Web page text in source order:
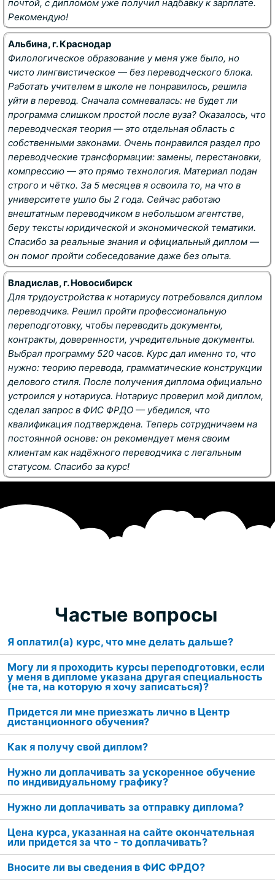
почтой, с дипломом уже получил надбавку к зарплате.
Рекомендую!
Альбина, г. Краснодар
Филологическое образование у меня уже было, но
чисто лингвистическое — без переводческого блока.
Работать учителем в школе не понравилось, решила
уйти в перевод. Сначала сомневалась: не будет ли
программа слишком простой после вуза? Оказалось, что
переводческая теория — это отдельная область с
собственными законами. Очень понравился раздел про
переводческие трансформации: замены, перестановки,
компрессию — это прямо технология. Материал подан
строго и чётко. За 5 месяцев я освоила то, на что в
университете ушло бы 2 года. Сейчас работаю
внештатным переводчиком в небольшом агентстве,
беру тексты юридической и экономической тематики.
Спасибо за реальные знания и официальный диплом —
он помог пройти собеседование даже без опыта.
Владислав, г. Новосибирск
Для трудоустройства к нотариусу потребовался диплом
переводчика. Решил пройти профессиональную
переподготовку, чтобы переводить документы,
контракты, доверенности, учредительные документы.
Выбрал программу 520 часов. Курс дал именно то, что
нужно: теорию перевода, грамматические конструкции
делового стиля. После получения диплома официально
устроился у нотариуса. Нотариус проверил мой диплом,
сделал запрос в ФИС ФРДО — убедился, что
квалификация подтверждена. Теперь сотрудничаем на
постоянной основе: он рекомендует меня своим
клиентам как надёжного переводчика с легальным
статусом. Спасибо за курс!
Частые вопросы
Я оплатил(а) курс, что мне делать дальше?
Могу ли я проходить курсы переподготовки, если
у меня в дипломе указана другая специальность
(не та, на которую я хочу записаться)?
Придется ли мне приезжать лично в Центр
дистанционного обучения?
Как я получу свой диплом?
Нужно ли доплачивать за ускоренное обучение
по индивидуальному графику?
Нужно ли доплачивать за отправку диплома?
Цена курса, указанная на сайте окончательная
или придется за что - то доплачивать?
Вносите ли вы сведения в ФИС ФРДО?